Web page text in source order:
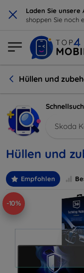
× Laden Sie
shoppen Sie noch
Hüllen und
Skoda
Hüllen und
Empfohlen
-10%